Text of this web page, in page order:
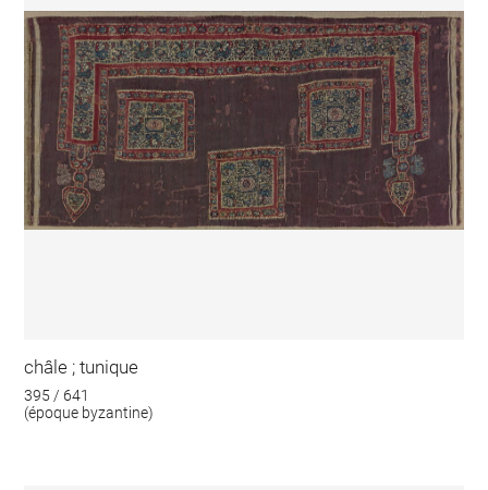
châle ; tunique
395 / 641
(époque byzantine)